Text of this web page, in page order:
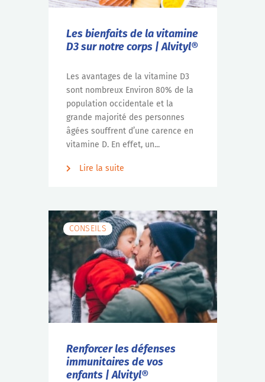
Les bienfaits de la vitamine
D3 sur notre corps | Alvityl®
Les avantages de la vitamine D3
sont nombreux Environ 80% de la
population occidentale et la
grande majorité des personnes
âgées souffrent d’une carence en
vitamine D. En effet, un...
Lire la suite
CONSEILS
Renforcer les défenses
immunitaires de vos
enfants | Alvityl®